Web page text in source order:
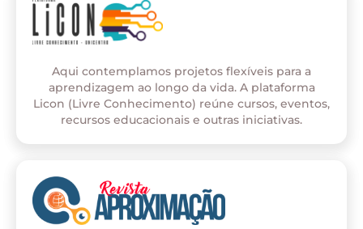
Aqui contemplamos projetos flexíveis para a
aprendizagem ao longo da vida. A plataforma
Licon (Livre Conhecimento) reúne cursos, eventos,
recursos educacionais e outras iniciativas.